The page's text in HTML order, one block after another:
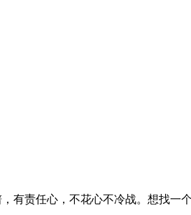
有责任心，不花心不冷战。想找一